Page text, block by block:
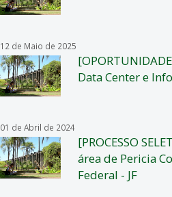
12 de Maio de 2025
Data Center e
01 de Abril de 2024
[PROCESSO
área de Pericia
Federal - JF